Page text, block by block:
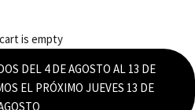
is empty
DEL 4 DE AGOSTO AL 13 DE
EL PRÓXIMO JUEVES 13 DE